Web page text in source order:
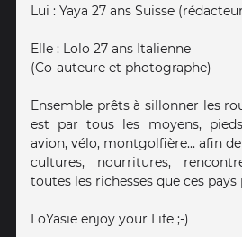
Lui : Yaya 27 ans Suisse
Elle : Lolo 27 ans Italienne
(Co-auteure et photographe)
Ensemble prêts à sillonner les
est par tous les moyens,
avion, vélo, montgolfière... afin
cultures, nourritures,
toutes les richesses que ces
LoYasie enjoy your Life ;-)